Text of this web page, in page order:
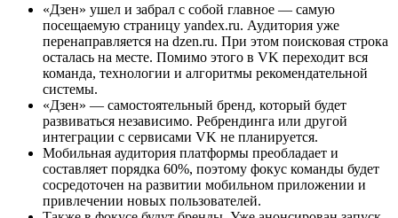
«Дзен» ушел и забрал с собой главное — самую
посещаемую страницу yandex.ru. Аудитория уже
перенаправляется на dzen.ru. При этом поисковая строка
осталась на месте. Помимо этого в VK переходит вся
команда, технологии и алгоритмы рекомендательной
системы.
«Дзен» — самостоятельный бренд, который будет
развиваться независимо. Ребрендинга или другой
интеграции с сервисами VK не планируется.
Мобильная аудитория платформы преобладает и
составляет порядка 60%, поэтому фокус команды будет
сосредоточен на развитии мобильном приложении и
привлечении новых пользователей.